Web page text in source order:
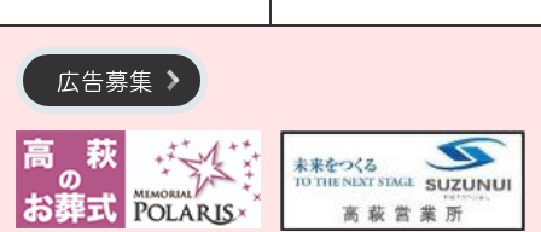
広告募集